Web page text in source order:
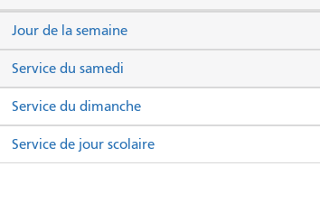
Service du samedi
Service du dimanche
Jour de la semaine
Service de jour scolaire